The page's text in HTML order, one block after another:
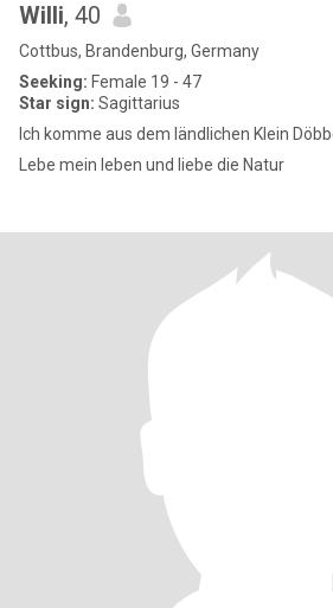
Willi, 40
Cottbus, Brandenburg, Germany
Seeking: Female 19 - 47
Star sign: Sagittarius
Ich komme aus dem ländlichen Klein
Lebe mein leben und liebe die Natur